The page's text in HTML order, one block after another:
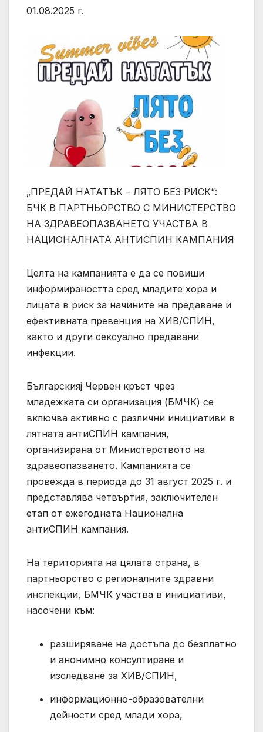
01.08.2025 г.
„ПРЕДАЙ НАТАТЪК – ЛЯТО БЕЗ РИСК“:
БЧК В ПАРТНЬОРСТВО С МИНИСТЕРСТВО
НА ЗДРАВЕОПАЗВАНЕТО УЧАСТВА В
НАЦИОНАЛНАТА АНТИСПИН КАМПАНИЯ
Целта на кампанията е да се повиши
информираността сред младите хора и
лицата в риск за начините на предаване и
ефективната превенция на ХИВ/СПИН,
както и други сексуално предавани
инфекции.
Българскияj Червен кръст чрез
младежката си организация (БМЧК) се
включва активно с различни инициативи в
лятната антиСПИН кампания,
организирана от Министерството на
здравеопазването. Кампанията се
провежда в периода до 31 август 2025 г. и
представлява четвъртия, заключителен
етап от ежегодната Национална
антиСПИН кампания.
На територията на цялата страна, в
партньорство с регионалните здравни
инспекции, БМЧК участва в инициативи,
насочени към:
разширяване на достъпа до безплатно
и анонимно консултиране и
изследване за ХИВ/СПИН,
информационно-образователни
дейности сред млади хора,